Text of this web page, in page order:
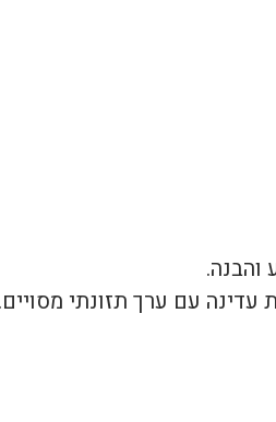
עדינה עם ערך תזונתי מסויים.